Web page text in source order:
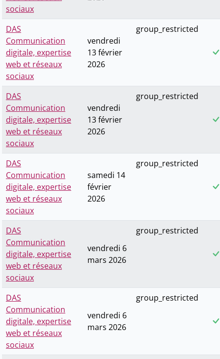
sociaux
DAS
Communication
digitale, expertise
web et réseaux
sociaux
vendredi
13 février
2026
group_restricted
DAS
Communication
digitale, expertise
web et réseaux
sociaux
vendredi
13 février
2026
group_restricted
DAS
Communication
digitale, expertise
web et réseaux
sociaux
samedi 14
février
2026
group_restricted
DAS
Communication
digitale, expertise
web et réseaux
sociaux
vendredi 6
mars 2026
group_restricted
DAS
Communication
digitale, expertise
web et réseaux
sociaux
vendredi 6
mars 2026
group_restricted